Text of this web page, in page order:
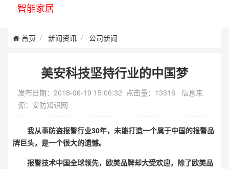
智能家居
首页 新闻资讯 公司新闻
美安科技坚持行业的中国梦
发布日期：2018-06-19 15:06:32 点击量：13316 信息来
源：安防知识网
我从事防盗报警行业30年，未能打造一个属于中国的报警品
牌巨头，是一个很大的遗憾。
报警技术中国全球领先，欧美品牌却大受欢迎，除了欧美品